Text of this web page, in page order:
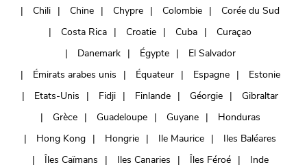
Chili
Chine Chypre Colombie
Corée du Sud
Costa Rica
Croatie Cuba
Curaçao
Danemark
Égypte
El Salvador
Émirats arabes unis
Équateur Espagne
Estonie
Etats-Unis
Fidji Finlande Géorgie
Gibraltar
Grèce
Guadeloupe Guyane
Honduras
Hong Kong
Hongrie Ile Maurice
Iles Baléares
Îles Caïmans
Iles Canaries Îles Féroé
Inde